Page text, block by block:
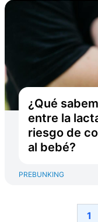
¿Qué
entre la
riesgo de
al bebé?
PREBUNKING
1